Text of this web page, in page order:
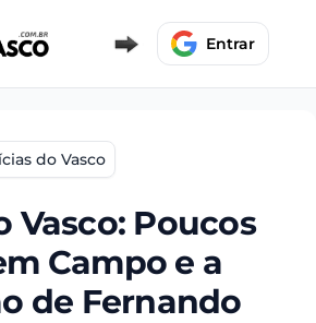
Entrar
do Vasco
Vasco: Poucos
Campo e a
de Fernando